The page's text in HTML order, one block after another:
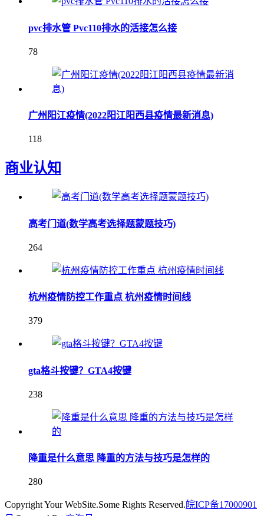
pvc排水管 Pvc110排水的活接怎么接
78
广州阳江疫情(2022阳江阳西县疫情最新消息)
118
商业认知
高考门道(数学高考选择题蒙题技巧)
264
杭州疫情防控工作重点 杭州疫情时间线
379
gta格斗按键？GTA4按键
238
降重是什么意思 降重的方法与技巧是怎样的
280
Copyright Your WebSite.Some Rights Reserved.皖ICP备17000901